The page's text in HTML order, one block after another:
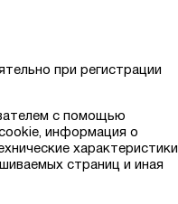
при регистрации
с помощью
информация о
характеристики
страниц и иная